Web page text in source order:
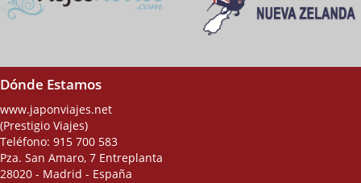
Dónde Estamos
www.japonviajes.net
(Prestigio Viajes)
Teléfono: 915 700 583
Pza. San Amaro, 7 Entreplanta
28020 - Madrid - España